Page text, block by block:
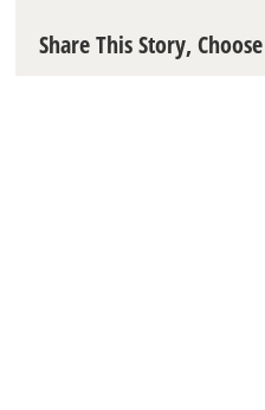
Share This Story,